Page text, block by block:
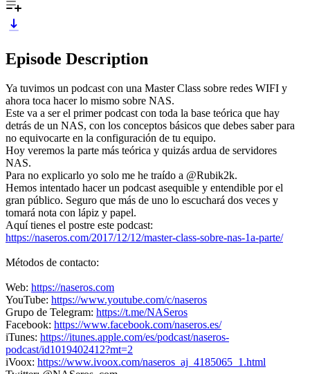
Episode Description
Ya tuvimos un podcast con una Master Class sobre redes WIFI y
ahora toca hacer lo mismo sobre NAS.
Este va a ser el primer podcast con toda la base teórica que hay
detrás de un NAS, con los conceptos básicos que debes saber para
no equivocarte en la configuración de tu equipo.
Hoy veremos la parte más teórica y quizás ardua de servidores
NAS.
Para no explicarlo yo solo me he traído a @Rubik2k.
Hemos intentado hacer un podcast asequible y entendible por el
gran público. Seguro que más de uno lo escuchará dos veces y
tomará nota con lápiz y papel.
Aquí tienes el postre este podcast:
https://naseros.com/2017/12/12/master-class-sobre-nas-1a-parte/
Métodos de contacto:
Web: https://naseros.com
YouTube: https://www.youtube.com/c/naseros
Grupo de Telegram: https://t.me/NASeros
Facebook: https://www.facebook.com/naseros.es/
iTunes: https://itunes.apple.com/es/podcast/naseros-
podcast/id1019402412?mt=2
iVoox: https://www.ivoox.com/naseros_aj_4185065_1.html